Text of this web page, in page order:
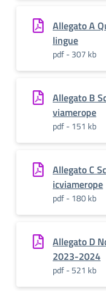
Allegato A
lingue
pdf - 307 kb
Allegato B
viamerope
pdf - 151 kb
Allegato C
icviamerope
pdf - 180 kb
Allegato D
2023-2024
pdf - 521 kb